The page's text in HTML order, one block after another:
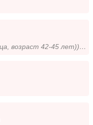
ищу мужчину европейца, возраст 42-45 лет))) добро пожаловать на мою страничку